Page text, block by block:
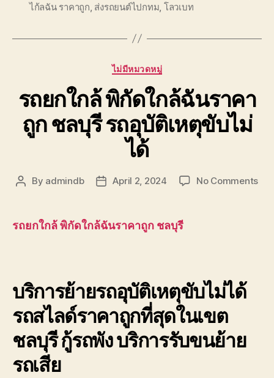
ไก้ลฉัน ราคาถูก ส่งรถยนต์ไปกทม โลวเบท
Categories
ไม่มีหมวดหมู่
รถยกใกล้ พิกัดใกล้ฉันราคา
ถูก ชลบุรี รถอุบัติเหตุขับไม่
ได้
Post
By admindb
PostApril 2, 2024 No Commentson
รถยกใกล้ พิกัดใกล้ฉันราคาถูก ชลบุรี
บริการย้ายรถอุบัติเหตุขับไม่ได้
รถสไลด์ราคาถูกที่สุดในเขต
ชลบุรี กู้รถพัง บริการรับขนย้าย
รถเสีย